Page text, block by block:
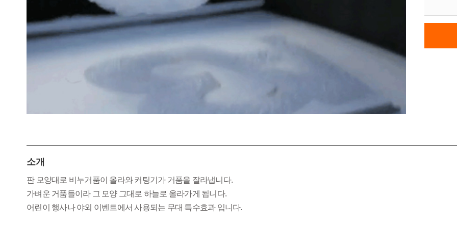
소개
판 모양대로 비누거품이 올라와 커팅기가 거품을 잘라냅니다.
가벼운 거품들이라 그 모양 그대로 하늘로 올라가게 됩니다.
어린이 행사나 야외 이벤트에서 사용되는 무대 특수효과 입니다.